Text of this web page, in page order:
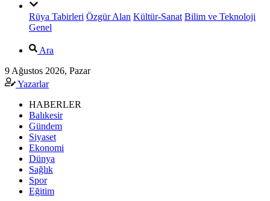
Rüya Tabirleri Özgür Alan Kültür-Sanat Bilim ve Teknoloji
Genel
Ara
9 Ağustos 2026, Pazar
Yazarlar
HABERLER
Balıkesir
Gündem
Siyaset
Ekonomi
Dünya
Sağlık
Spor
Eğitim